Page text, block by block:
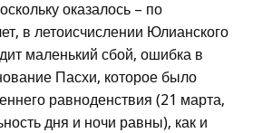
оказалось – по
в летоисчислении Юлианского
маленький сбой, ошибка в
Пасхи, которое было
равноденствия (21 марта,
дня и ночи равны), как и